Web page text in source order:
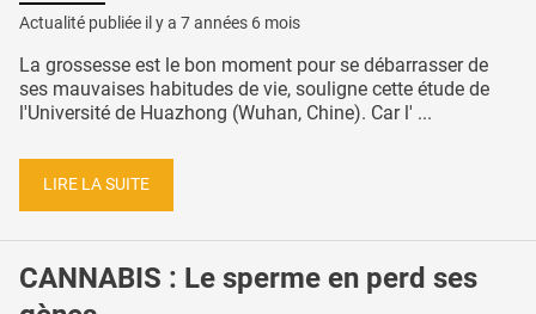
Actualité publiée il y a 7 années 6 mois
La grossesse est le bon moment pour se débarrasser de
ses mauvaises habitudes de vie, souligne cette étude de
l'Université de Huazhong (Wuhan, Chine). Car l' ...
LIRE LA SUITE
CANNABIS : Le sperme en perd ses